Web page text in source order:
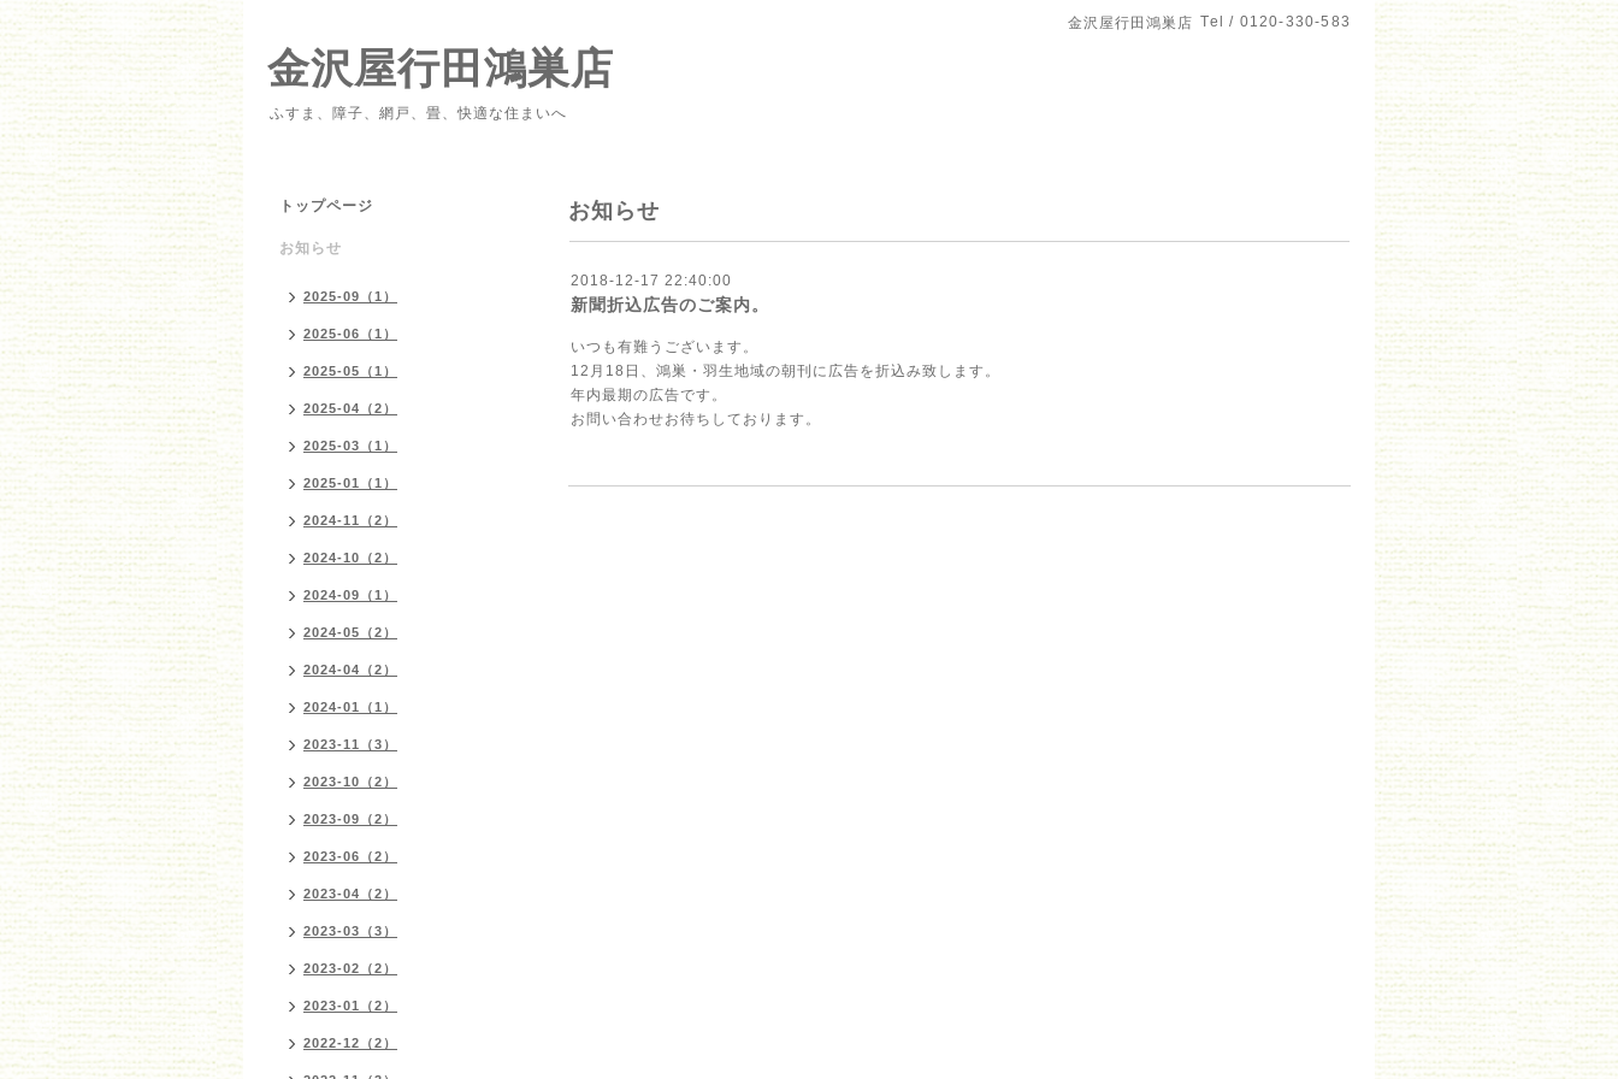
金沢屋行田鴻巣店 Tel / 0120-330-583
金沢屋行田鴻巣店
ふすま、障子、網戸、畳、快適な住まいへ
お知らせ
2018-12-17 22:40:00
新聞折込広告のご案内。
いつも有難うございます。
12月18日、鴻巣・羽生地域の朝刊に広告を折込み致します。
年内最期の広告です。
お問い合わせお待ちしております。
トップページ
お知らせ
2025-09（1）
2025-06（1）
2025-05（1）
2025-04（2）
2025-03（1）
2025-01（1）
2024-11（2）
2024-10（2）
2024-09（1）
2024-05（2）
2024-04（2）
2024-01（1）
2023-11（3）
2023-10（2）
2023-09（2）
2023-06（2）
2023-04（2）
2023-03（3）
2023-02（2）
2023-01（2）
2022-12（2）